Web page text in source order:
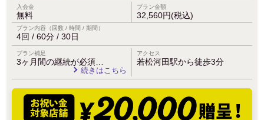
入会金
無料
プラン金額
32,560円(税込)
プラン内容（回数 / 時間 / 期間）
4回 / 60分 / 30日
プラン補足
3ヶ月間の継続が必須…
続きはこちら
アクセス
若松河田駅から徒歩3分